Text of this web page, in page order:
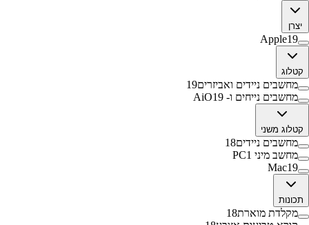
יצרן
Apple19
קטלוג
מחשבים ניידים ואביזרים19
מחשבים נייחים ו- AiO 19
קטלוג משני
מחשבים ניידים18
מחשב מיני PC 1
Mac19
תכונות
מקלדת מוארת18